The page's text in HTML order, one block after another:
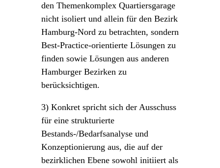
den Themenkomplex Quartiersgarage
nicht isoliert und allein für den Bezirk
Hamburg-Nord zu betrachten, sondern
Best-Practice-orientierte Lösungen zu
finden sowie Lösungen aus anderen
Hamburger Bezirken zu
berücksichtigen.
3) Konkret spricht sich der Ausschuss
für eine strukturierte
Bestands-/Bedarfsanalyse und
Konzeptionierung aus, die auf der
bezirklichen Ebene sowohl initiiert als